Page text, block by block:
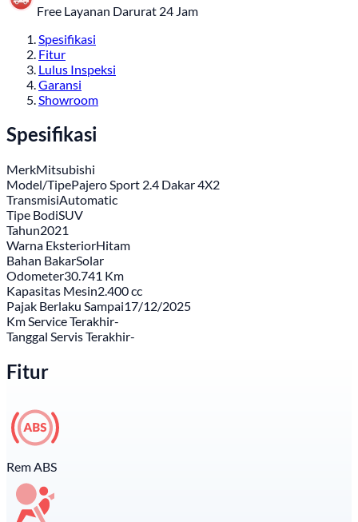
Free Layanan Darurat 24 Jam
Spesifikasi
Fitur
Lulus Inspeksi
Garansi
Showroom
Spesifikasi
MerkMitsubishi
Model/TipePajero Sport 2.4 Dakar 4X2
TransmisiAutomatic
Tipe BodiSUV
Tahun2021
Warna EksteriorHitam
Bahan BakarSolar
Odometer30.741 Km
Kapasitas Mesin2.400 cc
Pajak Berlaku Sampai17/12/2025
Km Service Terakhir-
Tanggal Servis Terakhir-
Fitur
Rem ABS